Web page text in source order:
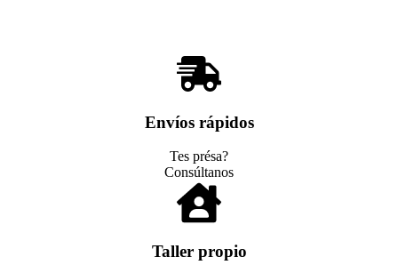
Envíos rápidos
Tes présa?
Consúltanos
Taller propio